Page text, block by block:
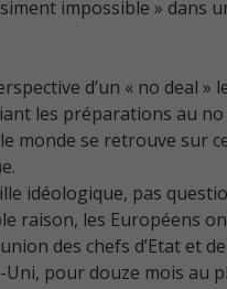
impossible » dans
d’un « no deal
les préparations au
monde se retrouve sur
idéologique, pas
raison, les Européens
des chefs d’Etat et
Uni, pour douze mois